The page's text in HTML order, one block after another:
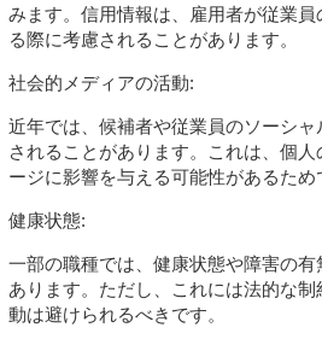
みます。信用情報は、雇用者が従業
る際に考慮されることがあります。
社会的メディアの活動:
近年では、候補者や従業員のソーシ
されることがあります。これは、個
ージに影響を与える可能性があるため
健康状態:
一部の職種では、健康状態や障害の
あります。ただし、これには法的な
動は避けられるべきです。